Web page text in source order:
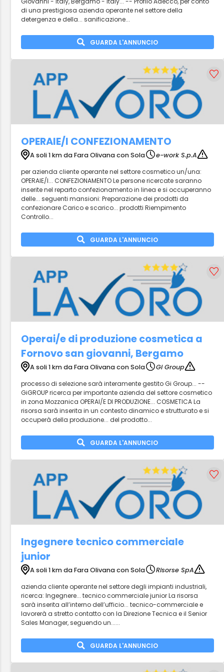
di una prestigiosa azienda operante nel settore della
detergenza e della... sanificazione...
GUARDA L'ANNUNCIO
OPERAIE/I CONFEZIONAMENTO
A soli 1 km da Fara Olivana con Sola
e-work S.p.A
per azienda cliente operante nel settore cosmetico un/una:
OPERAIE/I... CONFEZIONAMENTO Le persone ricercate saranno
inserite nel reparto confezionamento in linea e si occuperanno
delle... seguenti mansioni: Preparazione dei prodotti da
confezionare Carico e scarico... prodotti Riempimento
Controllo...
GUARDA L'ANNUNCIO
Operai/e di produzione cosmetica a
Fornovo san giovanni, Bergamo
A soli 1 km da Fara Olivana con Sola
Gi Group
processo di selezione sarà interamente gestito Gi Group... --
GiGROUP ricerca per importante azienda del settore cosmetico
in zona Mozzanica OPERAI/E DI PRODUZIONE... COSMETICA La
risorsa sarà inserita in un contesto dinamico e strutturato e si
occuperà della produzione... del prodotto...
GUARDA L'ANNUNCIO
Ingegnere tecnico commerciale
junior
A soli 1 km da Fara Olivana con Sola
Risorse SpA
azienda cliente operante nel settore degli impianti industriali,
ricerca: Ingegnere... tecnico commerciale junior La risorsa
sarà inserita all’interno dell’ufficio... tecnico-commerciale e
lavorerà a stretto contatto con la Direzione Tecnica e il Senior
Sales Manager, seguendo un......
GUARDA L'ANNUNCIO